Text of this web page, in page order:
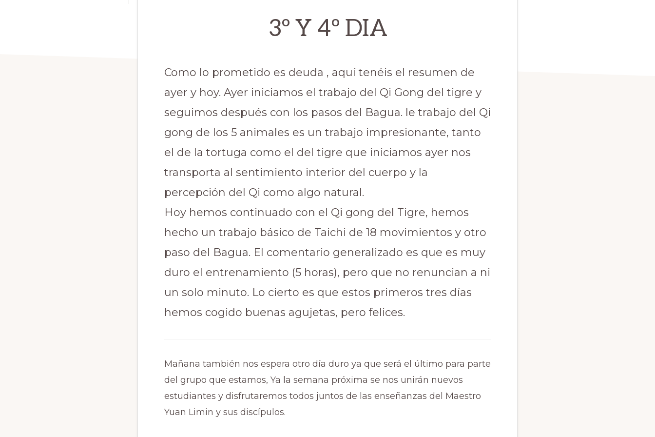
3º Y 4º DIA
Como lo prometido es deuda , aquí tenéis el resumen de
ayer y hoy. Ayer iniciamos el trabajo del Qi Gong del tigre y
seguimos después con los pasos del Bagua. le trabajo del Qi
gong de los 5 animales es un trabajo impresionante, tanto
el de la tortuga como el del tigre que iniciamos ayer nos
transporta al sentimiento interior del cuerpo y la
percepción del Qi como algo natural.
Hoy hemos continuado con el Qi gong del Tigre, hemos
hecho un trabajo básico de Taichi de 18 movimientos y otro
paso del Bagua. El comentario generalizado es que es muy
duro el entrenamiento (5 horas), pero que no renuncian a ni
un solo minuto. Lo cierto es que estos primeros tres días
hemos cogido buenas agujetas, pero felices.
Mañana también nos espera otro día duro ya que será el último para parte
del grupo que estamos, Ya la semana próxima se nos unirán nuevos
estudiantes y disfrutaremos todos juntos de las enseñanzas del Maestro
Yuan Limin y sus discípulos.